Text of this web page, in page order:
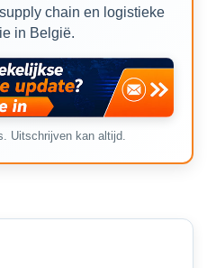
chain en logistieke
in België.
Uitschrijven kan altijd.